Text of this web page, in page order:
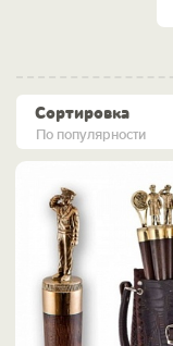
По популярности
Сортировка